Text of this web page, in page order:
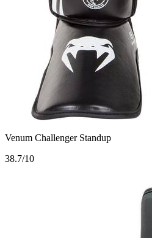
Venum Challenger Standup
38.7/10